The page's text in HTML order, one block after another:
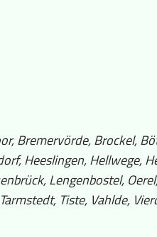
Bremervörde, Brockel,
Heeslingen, Hellwege,
Lengenbostel,
Tiste, Vahlde,